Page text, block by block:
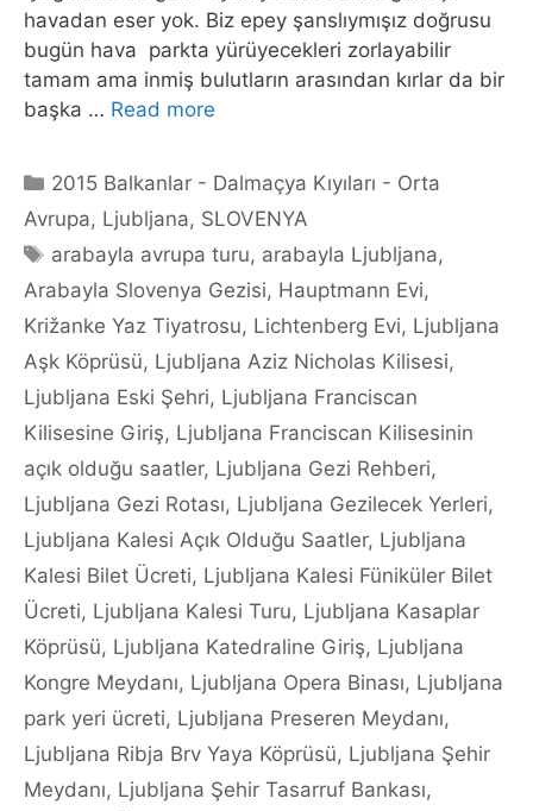
havadan eser yok. Biz epey şanslıymışız doğrusu
bugün hava parkta yürüyecekleri zorlayabilir
tamam ama inmiş bulutların arasından kırlar da bir
başka … Read more
Categories
2015 Balkanlar - Dalmaçya Kıyıları - Orta
Avrupa, Ljubljana, SLOVENYA
Tags
arabayla avrupa turu, arabayla Ljubljana,
Arabayla Slovenya Gezisi, Hauptmann Evi,
Križanke Yaz Tiyatrosu, Lichtenberg Evi, Ljubljana
Aşk Köprüsü, Ljubljana Aziz Nicholas Kilisesi,
Ljubljana Eski Şehri, Ljubljana Franciscan
Kilisesine Giriş, Ljubljana Franciscan Kilisesinin
açık olduğu saatler, Ljubljana Gezi Rehberi,
Ljubljana Gezi Rotası, Ljubljana Gezilecek Yerleri,
Ljubljana Kalesi Açık Olduğu Saatler, Ljubljana
Kalesi Bilet Ücreti, Ljubljana Kalesi Füniküler Bilet
Ücreti, Ljubljana Kalesi Turu, Ljubljana Kasaplar
Köprüsü, Ljubljana Katedraline Giriş, Ljubljana
Kongre Meydanı, Ljubljana Opera Binası, Ljubljana
park yeri ücreti, Ljubljana Preseren Meydanı,
Ljubljana Ribja Brv Yaya Köprüsü, Ljubljana Şehir
Meydanı, Ljubljana Şehir Tasarruf Bankası,